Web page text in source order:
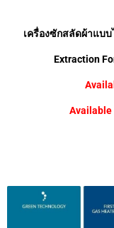
เครื่องซักสลัดผ้าแบ
Extraction
Available